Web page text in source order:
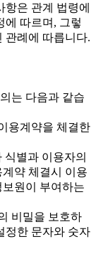
항은 관계 법령에
에 따르며, 그렇
관례에 따릅니다.
는 다음과 같습
용계약을 체결한
별과 이용자의
약 체결시 이용
원이 부여하는
비밀을 보호하
정한 문자와 숫자